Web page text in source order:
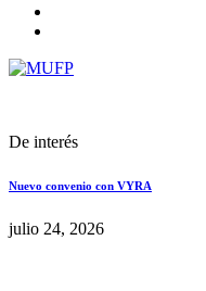
De interés
Nuevo convenio con VYRA
julio 24, 2026